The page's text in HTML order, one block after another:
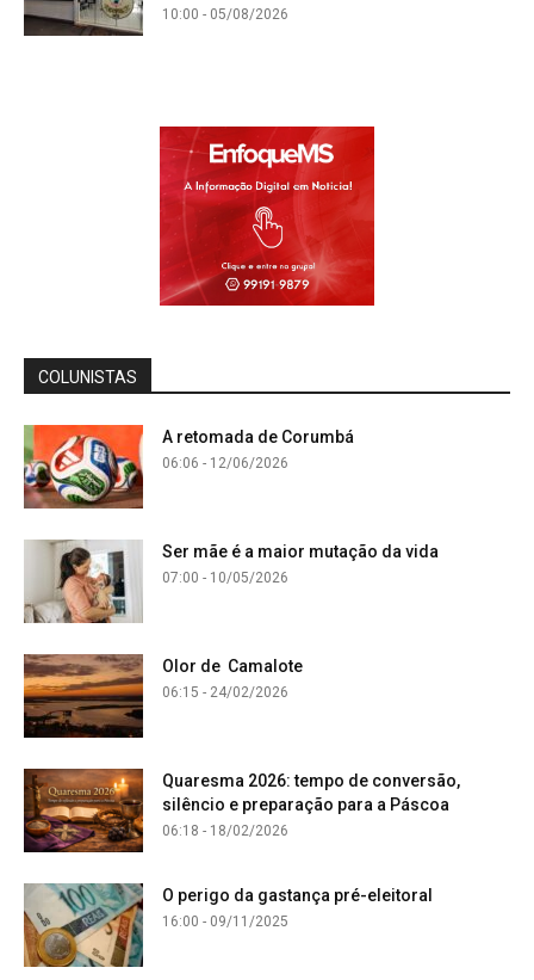
10:00 - 05/08/2026
COLUNISTAS
A retomada de Corumbá
06:06 - 12/06/2026
Ser mãe é a maior mutação da vida
07:00 - 10/05/2026
Olor de Camalote
06:15 - 24/02/2026
Quaresma 2026: tempo de conversão,
silêncio e preparação para a Páscoa
06:18 - 18/02/2026
O perigo da gastança pré-eleitoral
16:00 - 09/11/2025